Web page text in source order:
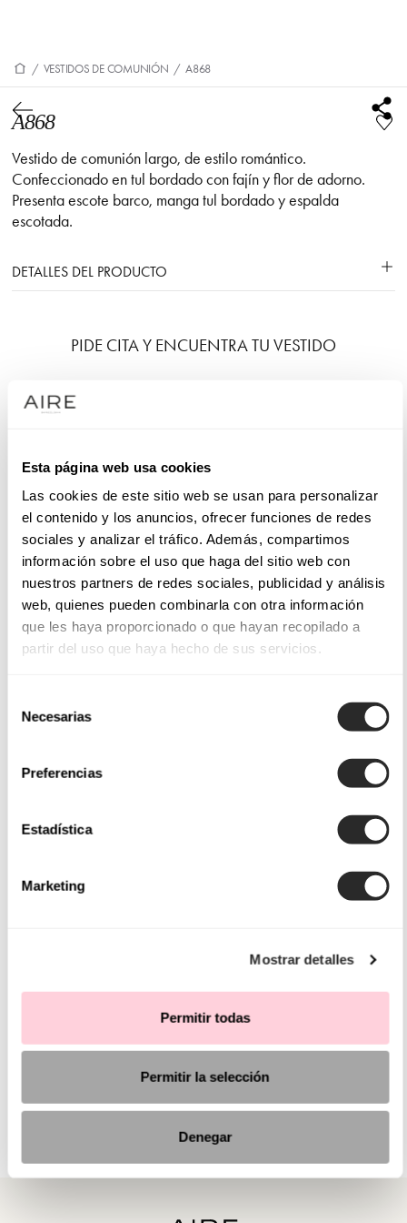
Esta página web usa cookies
Las cookies de este sitio web se usan para personalizar
el contenido y los anuncios, ofrecer funciones de redes
sociales y analizar el tráfico. Además, compartimos
información sobre el uso que haga del sitio web con
nuestros partners de redes sociales, publicidad y análisis
web, quienes pueden combinarla con otra información
que les haya proporcionado o que hayan recopilado a
partir del uso que haya hecho de sus servicios.
Necesarias
Preferencias
Estadística
Marketing
Mostrar detalles
Permitir todas
Permitir la selección
Denegar
/ VESTIDOS DE COMUNIÓN / A868
A868
Vestido de comunión largo, de estilo romántico.
Confeccionado en tul bordado con fajín y flor de adorno.
Presenta escote barco, manga tul bordado y espalda
escotada.
DETALLES DEL PRODUCTO
PIDE CITA Y ENCUENTRA TU VESTIDO